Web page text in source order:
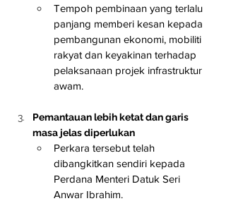
Tempoh pembinaan yang terlalu
panjang memberi kesan kepada
pembangunan ekonomi, mobiliti
rakyat dan keyakinan terhadap
pelaksanaan projek infrastruktur
awam.
Pemantauan lebih ketat dan garis
masa jelas diperlukan
Perkara tersebut telah
dibangkitkan sendiri kepada
Perdana Menteri Datuk Seri
Anwar Ibrahim.